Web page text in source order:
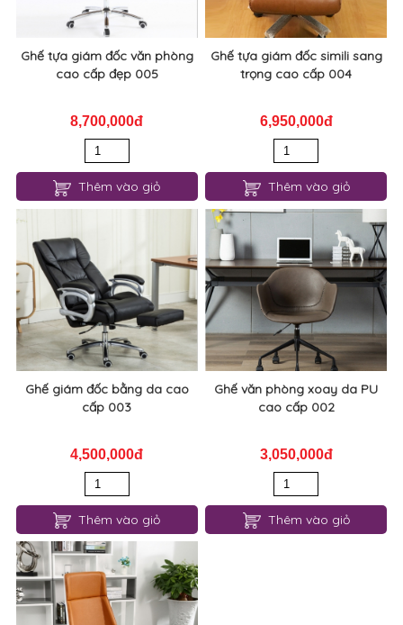
Ghế tựa giám đốc văn phòng
cao cấp đẹp 005
8,700,000đ
Thêm vào giỏ
Ghế tựa giám đốc simili sang
trọng cao cấp 004
6,950,000đ
Thêm vào giỏ
Ghế giám đốc bằng da cao
cấp 003
4,500,000đ
Thêm vào giỏ
Ghế văn phòng xoay da PU
cao cấp 002
3,050,000đ
Thêm vào giỏ